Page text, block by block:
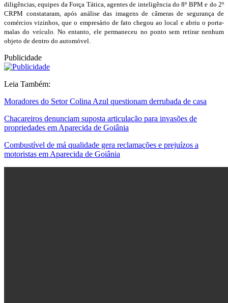
diligências, equipes da Força Tática, agentes de inteligência do 8º BPM e do 2º
CRPM constataram, após análise das imagens de câmeras de segurança de
comércios vizinhos, que o empresário de fato chegou ao local e abriu o porta-
malas do veículo. No entanto, ele permaneceu no ponto sem retirar nenhum
objeto de dentro do automóvel.
Publicidade
Leia Também:
Moradores do Setor Colina Azul questionam derrubada de casa
Chacareiros denunciam suposta articulação para invasões de
propriedades em Aparecida de Goiânia
Combustível de má qualidade gera reclamações e prejuízos a
motoristas em Aparecida de Goiânia